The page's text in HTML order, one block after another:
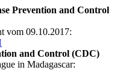
Prevention and Control
vom 09.10.2017:
and Control (CDC)
in Madagascar: